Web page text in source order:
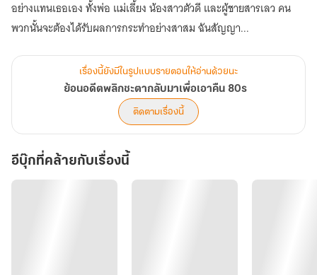
เพื่อ
เอา
คืน
อย่างแทนเธอเอง ทั้งพ่อ แม่เลี้ยง น้องสาวตัวดี และผู้ชายสารเลว คน
พวกนั้นจะต้องได้รับผลการกระทำอย่างสาสม ฉันสัญญา...
เรื่องนี้ยังมีในรูปแบบรายตอนให้อ่านด้วยนะ
ย้อนอดีตพลิกชะตากลับมาเพื่อเอาคืน 80s
ติดตามเรื่องนี้
อีบุ๊กที่คล้ายกับเรื่องนี้